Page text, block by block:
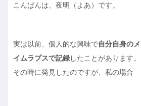
こんばんは、夜明（よあ）です。
実は以前、個人的な興味で自分自身の
イムラプスで記録したことがあります。
その時に発見したのですが、私の場合